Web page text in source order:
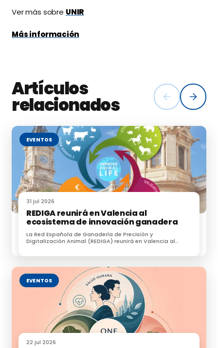
Ver más sobre UNIR
Más información
Artículos
relacionados
EVENTOS
31 jul 2026
REDIGA reunirá en Valencia al
ecosistema de innovación ganadera
La Red Española de Ganadería de Precisión y
Digitalización Animal (REDIGA) reunirá en Valencia al
EVENTOS
22 jul 2026